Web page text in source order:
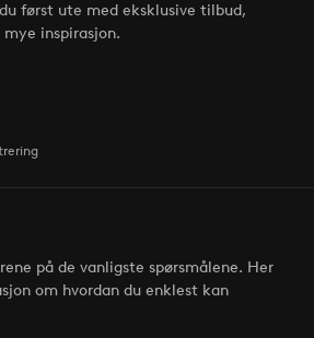
først ute med eksklusive tilbud,
inspirasjon.
på de vanligste spørsmålene. Her
om hvordan du enklest kan